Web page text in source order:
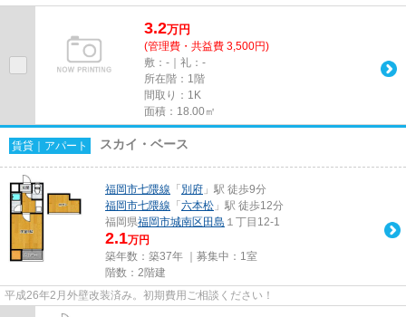
3.2万円
(管理費・共益費 3,500円)
敷：-｜礼：-
所在階：1階
間取り：1K
面積：18.00㎡
賃貸｜アパート スカイ・ベース
福岡市七隈線 「 別府 」駅 徒歩9分
福岡市七隈線 「 六本松 」駅 徒歩12分
福岡県福岡市城南区 田島 １丁目12-1
2.1万円
築年数：築37年 ｜募集中： 1室
階数：2階建
平成26年2月外壁改装済み。初期費用ご相談ください！